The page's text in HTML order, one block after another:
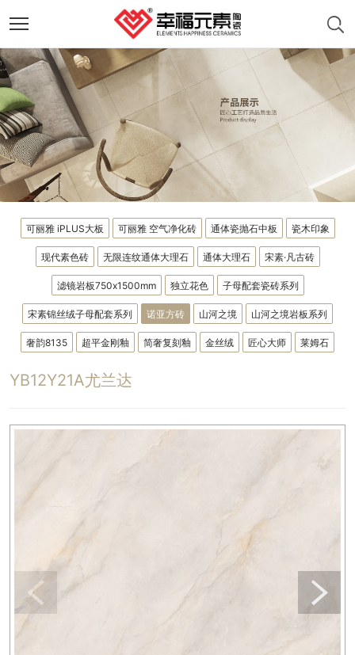
可丽雅 iPLUS大板 可丽雅 空气净化砖 通体瓷抛石中板 瓷木印象
现代素色砖 无限连纹通体大理石 通体大理石 宋素·凡古砖
滤镜岩板750x1500mm 独立花色 子母配套瓷砖系列
宋素锦丝绒子母配套系列 诺亚方砖 山河之境 山河之境岩板系列
奢韵8135 超平金刚釉 简奢复刻釉 金丝绒 匠心大师 莱姆石
YB12Y21A尤兰达